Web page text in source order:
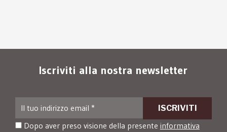
Iscriviti alla nostra newsletter
Dopo aver preso visione della presente informativa